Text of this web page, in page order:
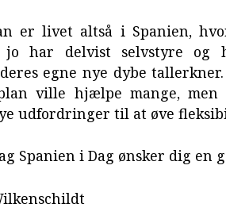
er livet altså i Spanien,
jo har delvist selvstyre og
egne nye dybe
ville hjælpe mange,
udfordringer til at øve
Spanien i Dag ønsker dig en